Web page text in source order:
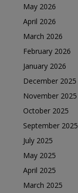
May 2026
April 2026
March 2026
February 2026
January 2026
December 2025
November 2025
October 2025
September 2025
July 2025
May 2025
April 2025
March 2025